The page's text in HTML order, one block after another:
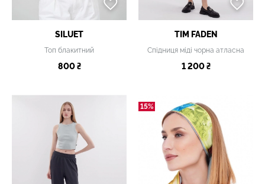
SILUET
Топ блакитний
800 ₴
TIM FADEN
Спідниця міді чорна атласна
1 200 ₴
15%